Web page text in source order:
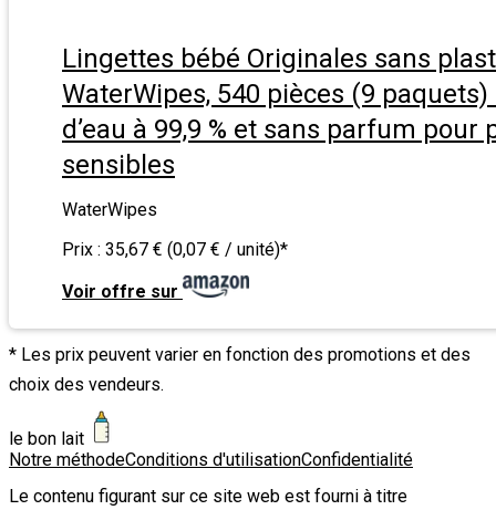
Lingettes bébé Originales sans
WaterWipes, 540 pièces (9 paquets)
d’eau à 99,9 % et sans parfum pour
sensibles
WaterWipes
Prix : 35,67 € (0,07 € / unité)*
Voir offre sur
* Les prix peuvent varier en fonction des promotions et des
choix des vendeurs.
le bon lait
Notre méthodeConditions d'utilisationConfidentialité
Le contenu figurant sur ce site web est fourni à titre